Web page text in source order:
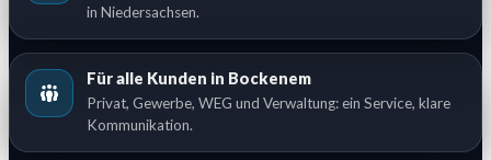
in Niedersachsen.
Für alle Kunden in Bockenem
Privat, Gewerbe, WEG und Verwaltung: ein Service, klare
Kommunikation.